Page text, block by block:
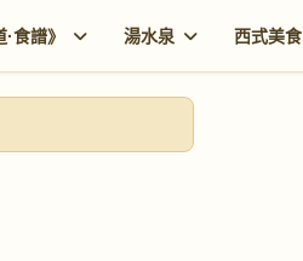
食譜》 湯水泉 西式美食